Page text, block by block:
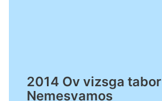
2014 Ov vizsga tabor
Nemesvamos